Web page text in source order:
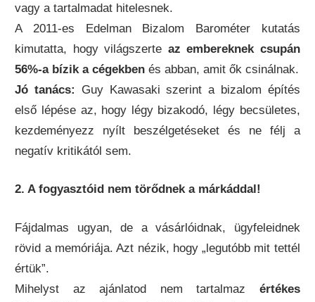
vagy a tartalmadat hitelesnek.
A 2011-es Edelman Bizalom Barométer kutatás
kimutatta, hogy világszerte az embereknek csupán
56%-a bízik a cégekben és abban, amit ők csinálnak.
Jó tanács:
Guy Kawasaki szerint a bizalom építés
első lépése az, hogy légy bizakodó, légy becsületes,
kezdeményezz nyílt beszélgetéseket és ne félj a
negatív kritikától sem.
2. A fogyasztóid nem törődnek a márkáddal!
Fájdalmas ugyan, de a vásárlóidnak, ügyfeleidnek
rövid a memóriája. Azt nézik, hogy „legutóbb mit tettél
értük”.
Mihelyst az ajánlatod nem tartalmaz értékes